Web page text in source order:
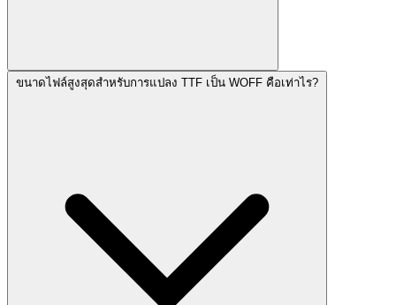
ขนาดไฟล์สูงสุดสำหรับการแปลง TTF เป็น WOFF คือเท่าไร?